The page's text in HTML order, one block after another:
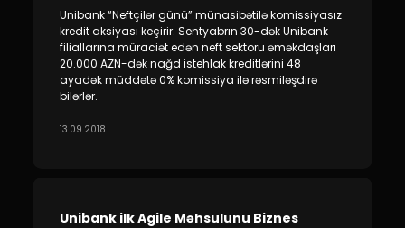
Unibank “Neftçilər günü” münasibətilə komissiyasız
kredit aksiyası keçirir. Sentyabrın 30-dək Unibank
filiallarına müraciət edən neft sektoru əməkdaşları
20.000 AZN-dək nağd istehlak kreditlərini 48
ayadək müddətə 0% komissiya ilə rəsmiləşdirə
bilərlər.
13.09.2018
Unibank ilk Agile Məhsulunu Biznes